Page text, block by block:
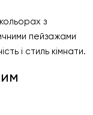
з
пейзажами
і стиль кімнати.